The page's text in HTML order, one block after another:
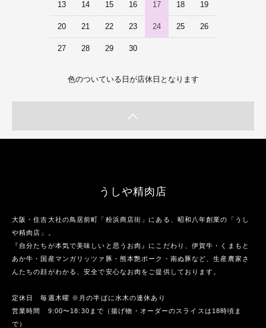
13 14 15 16 17 18 19
20 21 22 23 24 25 26
27 28 29 30
色のついている日が店休日となります
うしや精肉店
大阪・住吉大社の鳥居前町「粉浜商店街」にある、昭和八年創業の「うし
や精肉店」。
『自分たちが本気で美味しいと思うお肉』にこだわり、伊賀牛・くまもと
あか牛・国産マンガリッツァ豚・熊本艶ポーク・南ぬ豚など、生産農家さ
んたちの顔がわかる、安全で安心なお肉をご提供しております。
定休日 毎週木曜 ※月の半ばに水木の連休あり
営業時間 9:00〜18:30まで（揚げ物・オーダーのスライスは18時頃ま
で）